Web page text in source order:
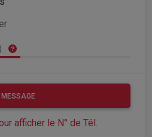
MESSAGE
afficher le N° de Tél.